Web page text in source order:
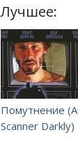
Лучшее:
Помутнение (A
Scanner Darkly)